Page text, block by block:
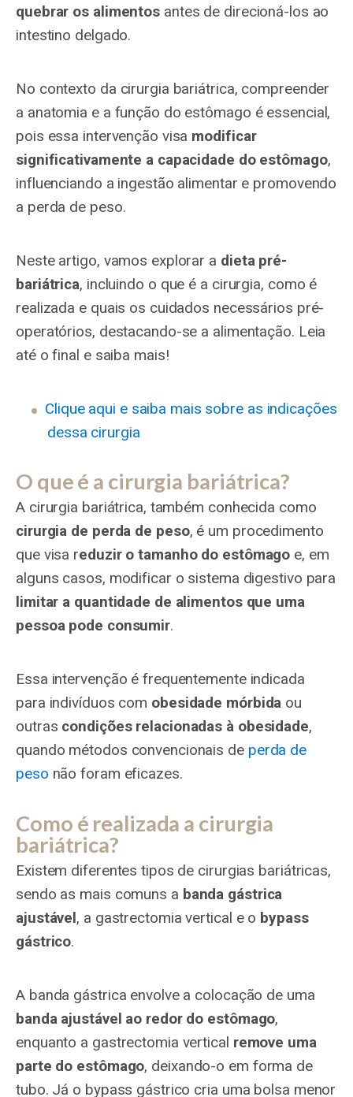
quebrar os alimentos antes de direcioná-los ao
intestino delgado.
No contexto da cirurgia bariátrica, compreender
a anatomia e a função do estômago é essencial,
pois essa intervenção visa modificar
significativamente a capacidade do estômago,
influenciando a ingestão alimentar e promovendo
a perda de peso.
Neste artigo, vamos explorar a dieta pré-
bariátrica, incluindo o que é a cirurgia, como é
realizada e quais os cuidados necessários pré-
operatórios, destacando-se a alimentação. Leia
até o final e saiba mais!
Clique aqui e saiba mais sobre as indicações
dessa cirurgia
O que é a cirurgia bariátrica?
A cirurgia bariátrica, também conhecida como
cirurgia de perda de peso, é um procedimento
que visa reduzir o tamanho do estômago e, em
alguns casos, modificar o sistema digestivo para
limitar a quantidade de alimentos que uma
pessoa pode consumir.
Essa intervenção é frequentemente indicada
para indivíduos com obesidade mórbida ou
outras condições relacionadas à obesidade,
quando métodos convencionais de perda de
peso não foram eficazes.
Como é realizada a cirurgia
bariátrica?
Existem diferentes tipos de cirurgias bariátricas,
sendo as mais comuns a banda gástrica
ajustável, a gastrectomia vertical e o bypass
gástrico.
A banda gástrica envolve a colocação de uma
banda ajustável ao redor do estômago,
enquanto a gastrectomia vertical remove uma
parte do estômago, deixando-o em forma de
tubo. Já o bypass gástrico cria uma bolsa menor